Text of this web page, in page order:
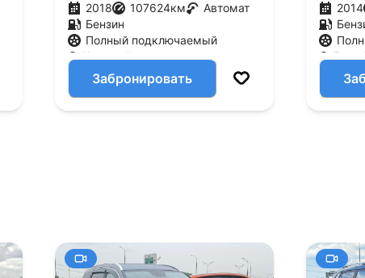
2018 107624км
Автомат
Бензин
Полный подключаемый
Красный
Забронировать
2014